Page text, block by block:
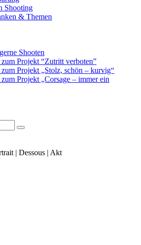
Shooting
& Themen
Shooten
Projekt “Zutritt verboten”
Projekt „Stolz, schön – kurvig“
Projekt „Corsage – immer ein
| Dessous | Akt